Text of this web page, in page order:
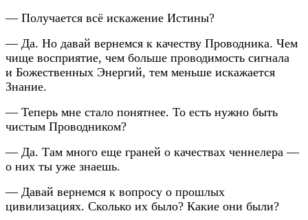
— Получается всё искажение Истины?
— Да. Но давай вернемся к качеству Проводника. Чем
чище восприятие, чем больше проводимость сигнала
и Божественных Энергий, тем меньше искажается
Знание.
— Теперь мне стало понятнее. То есть нужно быть
чистым Проводником?
— Да. Там много еще граней о качествах ченнелера —
о них ты уже знаешь.
— Давай вернемся к вопросу о прошлых
цивилизациях. Сколько их было? Какие они были?